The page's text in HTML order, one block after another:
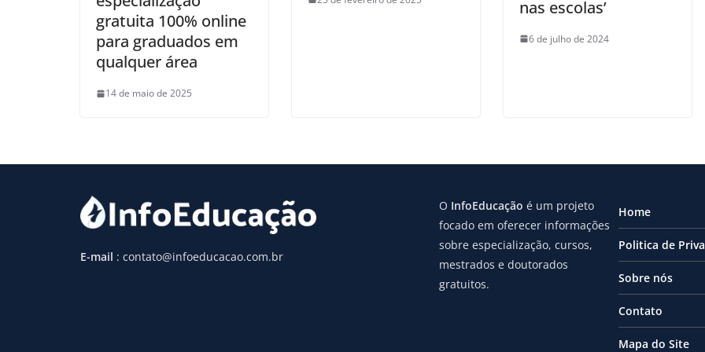
gratuita 100% online
para graduados em
qualquer área
14 de maio de 2025
nas escolas’
6 de julho de 2024
E-mail : contato@infoeducacao.com.br
O InfoEducação é um projeto
focado em oferecer informações
sobre especialização, cursos,
mestrados e doutorados
gratuitos.
Home
Politica de
Sobre nós
Contato
Mapa do Site